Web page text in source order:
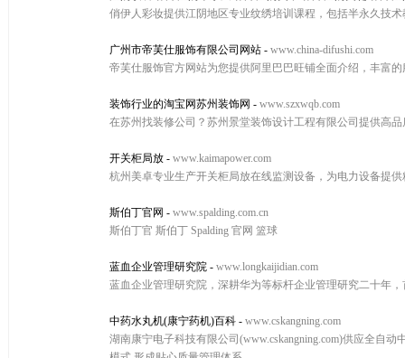
俏伊人彩妆提供江阴地区专业纹绣培训课程，包括半永久技
广州市帝芙仕服饰有限公司网站 - www.china-difushi.com
帝芙仕服饰官方网站为您提供阿里巴巴旺铺全面介绍，丰富
装饰行业的淘宝网苏州装饰网 - www.szxwqb.com
在苏州找装修公司？苏州景堂装饰设计工程有限公司提供高
开关柜局放 - www.kaimapower.com
杭州美卓专业生产开关柜局放在线监测设备，为电力设备提
斯伯丁官网 - www.spalding.com.cn
斯伯丁官 斯伯丁 Spalding 官网 篮球
蓝血企业管理研究院 - www.longkaijidian.com
蓝血企业管理研究院，深耕华为等标杆企业管理研究二十年
中药水丸机(康宁药机)百科 - www.cskangning.com
湖南康宁电子科技有限公司(www.cskangning.com)供应全自